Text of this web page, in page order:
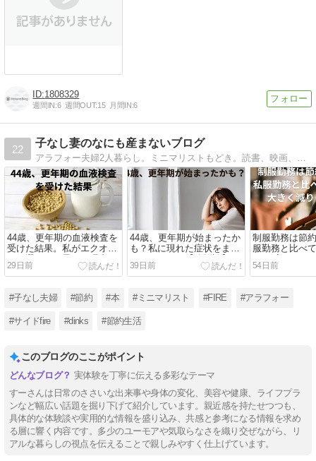
1808329
週間IN:6 週間OUT:15 月間IN:6
22
子なし妻のなにも産まないブログ
44歳、更年期の血液検査を
受けた結果。私がエクオー
ルを選ぼうと思った理由
29日前
44歳、更年期が始まったか
も？私に現れた症状をまと
めてみました【体験談】
39日前
制服勤務は節
服勤務と比べ
きく減りそう
54日前
#子なし夫婦 #節約 #本 #ミニマリスト #FIRE #アラフォー
#サイドfire #dinks #節約生活
このブログのここがポイント
実体験を丁寧に伝える多彩なテーマ
すーさんは日常のささいな出来事や身体の変化、美容や健康、ライフプラ
ンなど幅広い話題を掘り下げて紹介しています。親近感を持たせつつも、
具体的な体験談や実用的な情報を盛り込み、共感と参考になる情報を求め
る層に響く内容です。多少のユーモアや気取らなさを織り交ぜながら、リ
アルな暮らしの視点を伝えることで親しみやすく仕上げています。